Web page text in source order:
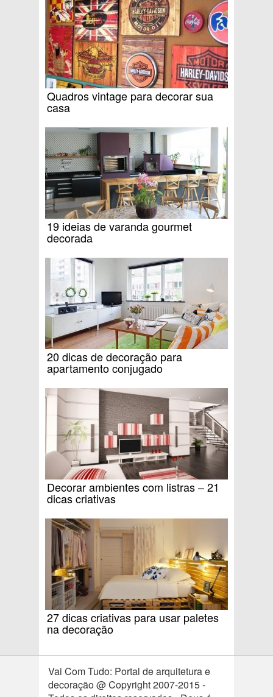
Quadros vintage para decorar sua
casa
19 ideias de varanda gourmet
decorada
20 dicas de decoração para
apartamento conjugado
Decorar ambientes com listras – 21
dicas criativas
27 dicas criativas para usar paletes
na decoração
Vai Com Tudo: Portal de arquitetura e
decoração @ Copyright 2007-2015 -